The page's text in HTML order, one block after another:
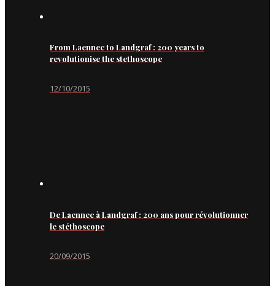
From Laennec to Landgraf : 200 years to
revolutionise the stethoscope
12/10/2015
De Laennec à Landgraf : 200 ans pour révolutionner
le stéthoscope
20/09/2015